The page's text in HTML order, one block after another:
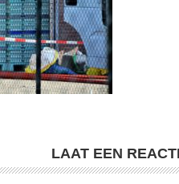
LAAT EEN